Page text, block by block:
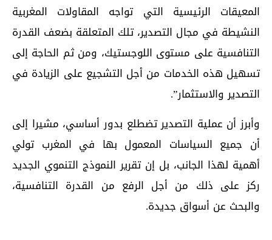
المعيقات الرئيسية التي تواجه المقاولات المغربية
النشيطة في مجال التصدير، تلك المتعلقة بضعف القدرة
التنافسية على مستوى اللوجستيك، ومن ثم الحاجة إلى
تسهيل هذه الخدمات من أجل التشجيع على الزيادة في
التصدير والاستثمار”.
وأبرز أن عملية التصدير تضطلع بدور أساسي، مشيرا إلى
أن جميع السياسات المعمول بها في المغرب تولي
أهمية لهذا الجانب، بل إن تقرير النموذج التنموي الجديد
ركز على ذلك من أجل الرفع من القدرة التنافسية،
والبحث عن أسواق جديدة.